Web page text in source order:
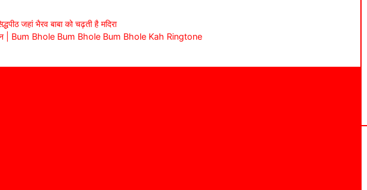
जहां भैरव बाबा को चढ़ती है मदिरा
| Bum Bhole Bum Bhole Bum Bhole Kah Ringtone